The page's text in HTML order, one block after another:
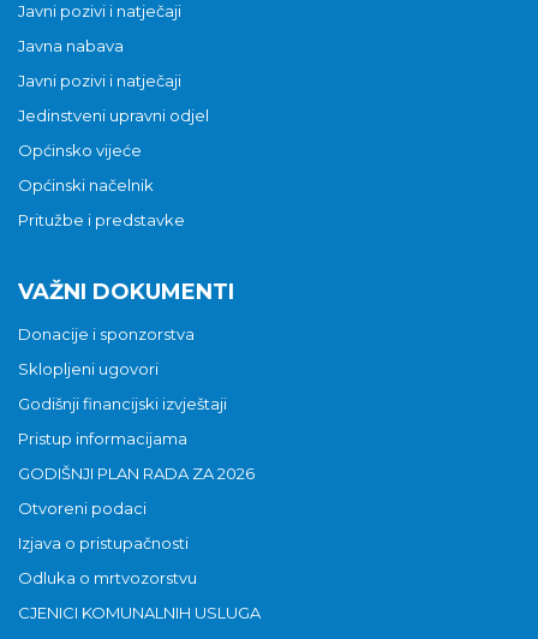
Javni pozivi i natječaji
Javna nabava
Javni pozivi i natječaji
Jedinstveni upravni odjel
Općinsko vijeće
Općinski načelnik
Pritužbe i predstavke
VAŽNI DOKUMENTI
Donacije i sponzorstva
Sklopljeni ugovori
Godišnji financijski izvještaji
Pristup informacijama
GODIŠNJI PLAN RADA ZA 2026
Otvoreni podaci
Izjava o pristupačnosti
Odluka o mrtvozorstvu
CJENICI KOMUNALNIH USLUGA